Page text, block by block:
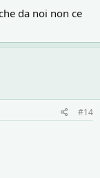
da noi non ce
#14